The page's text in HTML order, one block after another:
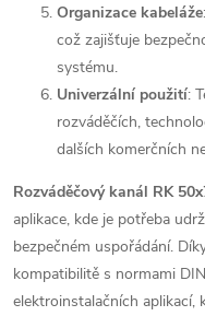
Organizace kabeláže
což zajišťuje
systému.
Univerzální použití:
rozváděčích,
dalších komerčních
Rozváděčový kanál RK
aplikace, kde je potřeba
bezpečném uspořádání.
kompatibilitě s normami
elektroinstalačních aplikací,